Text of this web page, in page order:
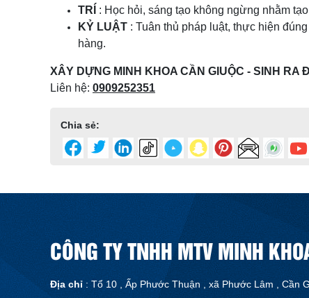
TRÍ : Học hỏi, sáng tạo không ngừng nhằm
KỶ LUẬT : Tuân thủ pháp luật, thực hiện
hàng.
XÂY DỰNG MINH KHOA CẦN GIUỘC - SINH RA
Liên hệ: 0909252351
Chia sẻ:
CÔNG TY TNHH MTV MINH
Địa chỉ : Tổ 10 , Ấp Phước Thuận , xã Phước Lâm , Cần